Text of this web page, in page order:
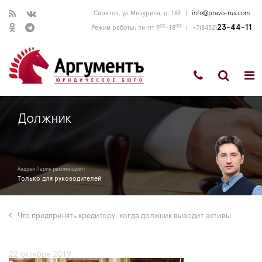
Саратов, ул Мичурина, д. 169 info@pravo-rus.com
Режим работы: пн-пт 900-1800 +7(8452)23-44-11
Должник
Андрей Ларин рекомендует:
Только для руководителей
Что предпринять кредитору, когда должник выводит активы
22 октября 2019